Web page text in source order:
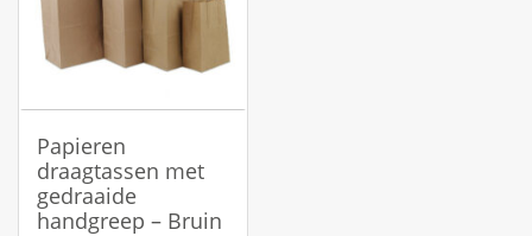
Papieren
draagtassen met
gedraaide
handgreep – Bruin